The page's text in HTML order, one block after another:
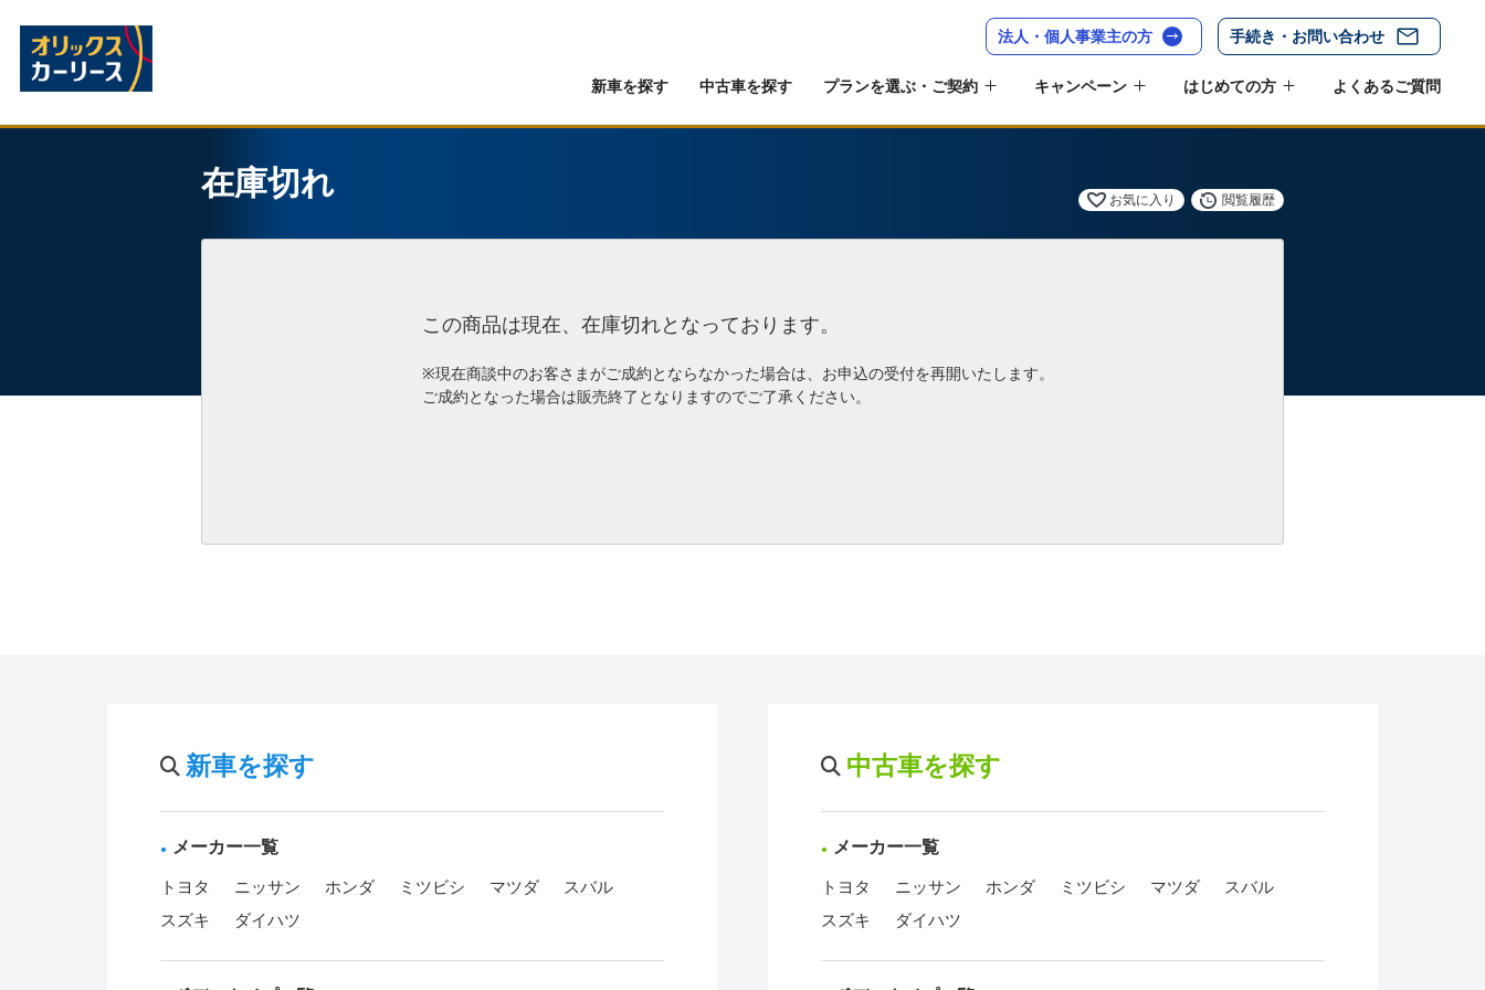
法人・個人事業主の方 手続き・お問い合わせ
新車を探す 中古車を探す プランを選ぶ・ご契約 キャンペーン はじめての方 よくあるご質問
在庫切れ お気に入り 閲覧履歴
この商品は現在、在庫切れとなっております。
※現在商談中のお客さまがご成約とならなかった場合は、お申込の受付を再開いたします。
ご成約となった場合は販売終了となりますのでご了承ください。
新車を探す
メーカー一覧
トヨタ ニッサン ホンダ ミツビシ マツダ
スバル
スズキ
ダイハツ
中古車を探す
メーカー一覧
トヨタ ニッサン ホンダ ミツビシ マツダ
スバル
スズキ
ダイハツ